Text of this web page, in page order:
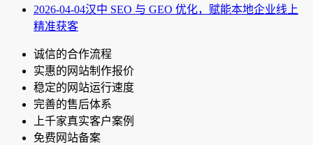
2026-04-04汉中 SEO 与 GEO 优化，赋能本地企业线上
精准获客
诚信的合作流程
实惠的网站制作报价
稳定的网站运行速度
完善的售后体系
上千家真实客户案例
免费网站备案